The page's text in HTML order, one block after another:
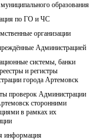
образования
по ГО и ЧС
организации
Администрацией
системы, банки
и регистры
города Артемовск
проверок Администрации
сторонними
в рамках их
информация